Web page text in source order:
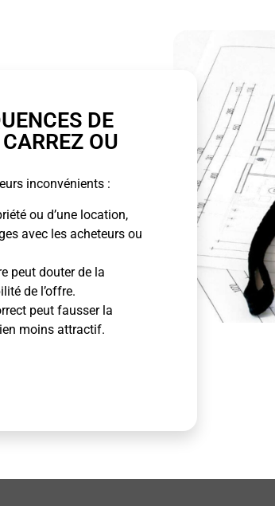
DE
OU
inconvénients :
ou d’une location,
avec les acheteurs ou
peut douter de la
de l’offre.
peut fausser la
moins attractif.